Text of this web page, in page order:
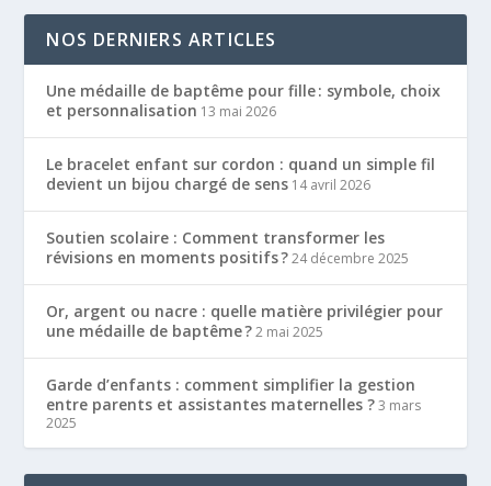
NOS DERNIERS ARTICLES
Une médaille de baptême pour fille : symbole, choix
et personnalisation 13 mai 2026
Le bracelet enfant sur cordon : quand un simple fil
devient un bijou chargé de sens 14 avril 2026
Soutien scolaire : Comment transformer les
révisions en moments positifs ? 24 décembre 2025
Or, argent ou nacre : quelle matière privilégier pour
une médaille de baptême ? 2 mai 2025
Garde d’enfants : comment simplifier la gestion
entre parents et assistantes maternelles ? 3 mars
2025